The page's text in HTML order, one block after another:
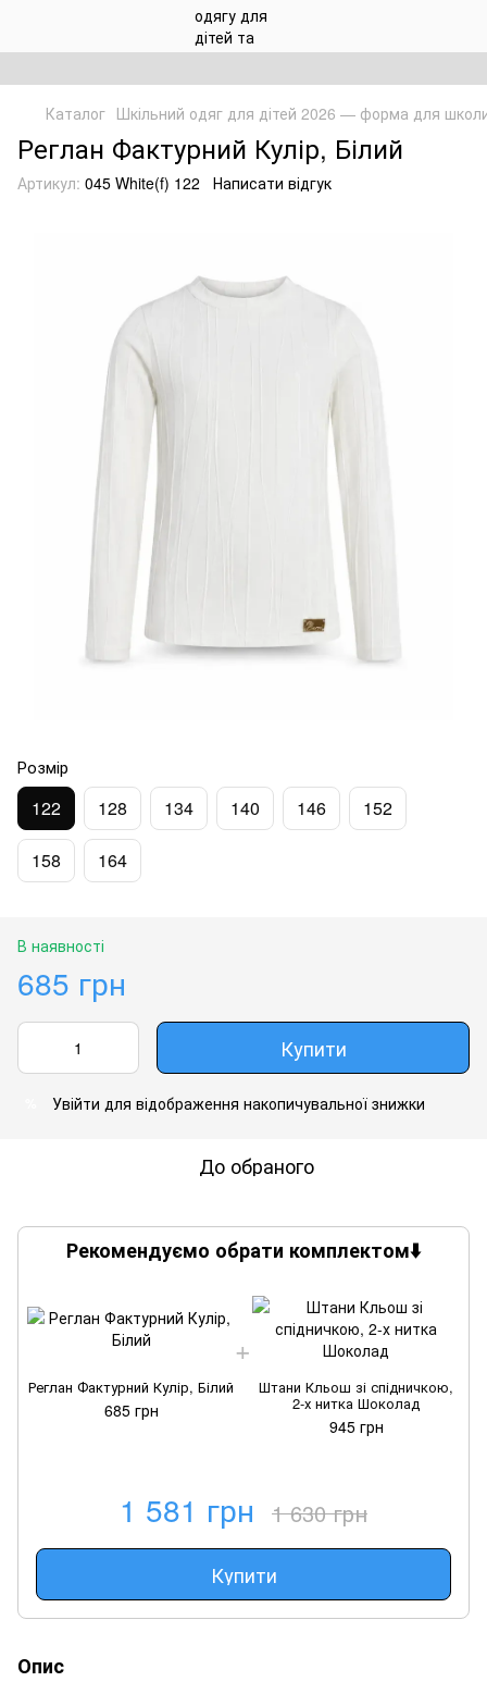
Каталог Шкільний одяг для дітей 2026 — форма для
Реглан Фактурний Кулір, Білий
Артикул: 045 White(f) 122 Написати відгук
Розмір
122 128 134 140 146 152
158 164
В наявності
685 грн
Купити
Увійти для відображення накопичувальної знижки
До обраного
Рекомендуємо обрати комплектом⬇️
Реглан Фактурний Кулір, Білий
685 грн
Штани Кльош зі спідничкою,
2-х нитка Шоколад
945 грн
1 581 грн 1 630 грн
Купити
Опис